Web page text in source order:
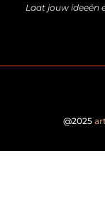
Laat jouw ideeën
@2025